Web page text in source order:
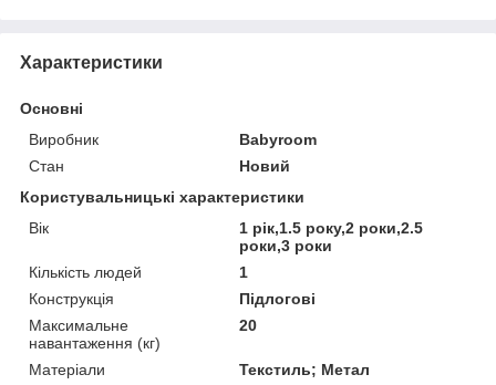
Характеристики
Основні
Виробник
Babyroom
Стан
Новий
Користувальницькі характеристики
Вік
1 рік,1.5 року,2 роки,2.5
роки,3 роки
Кількість людей
1
Конструкція
Підлогові
Максимальне
навантаження (кг)
20
Матеріали
Текстиль; Метал